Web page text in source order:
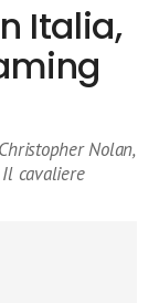
Italia,
Nolan,
cavaliere